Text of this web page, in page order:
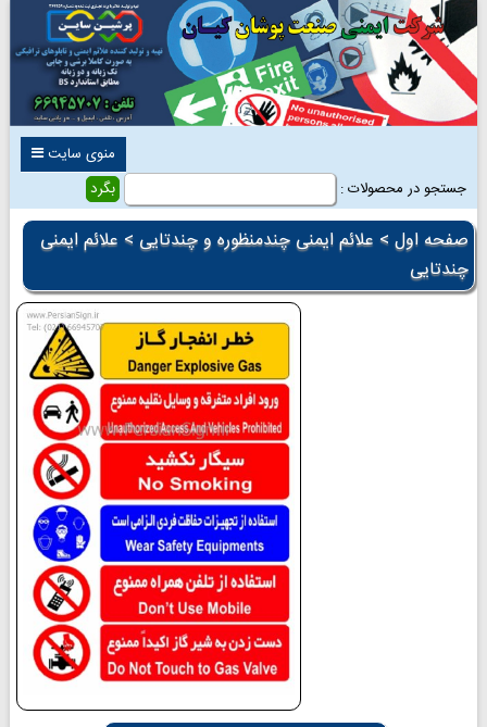
منوی سایت
جستجو در محصولات :
صفحه اول > علائم ایمنی چندمنظوره و چندتایی > علائم ایمنی
چندتایی